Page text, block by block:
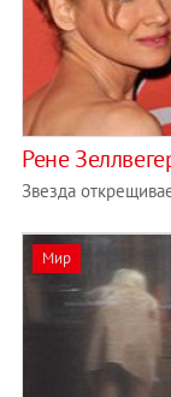
Рене
Звезда
Мир